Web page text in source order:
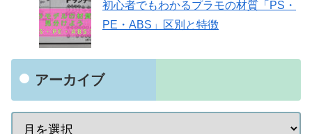
初心者でもわかるプラモの材質「PS・
PE・ABS」区別と特徴
アーカイブ